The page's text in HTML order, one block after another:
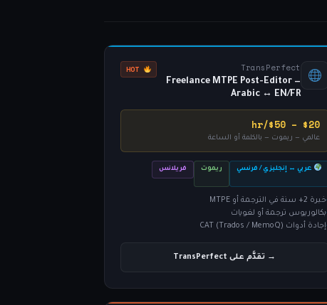
TransPerfect
Freelance MTPE Post-Editor —
Arabic ↔ EN/FR
$20 – $50/hr
عالمي — ريموت — بالكلمة أو الساعة
عربي ↔ إنجليزي / فرنسي ريموت فريلانس
خبرة 2+ سنة في الترجمة أو MTPE
بكالوريوس ترجمة أو لغويات
إجادة أدوات CAT (Trados / MemoQ)
→ تقدَّم على TransPerfect